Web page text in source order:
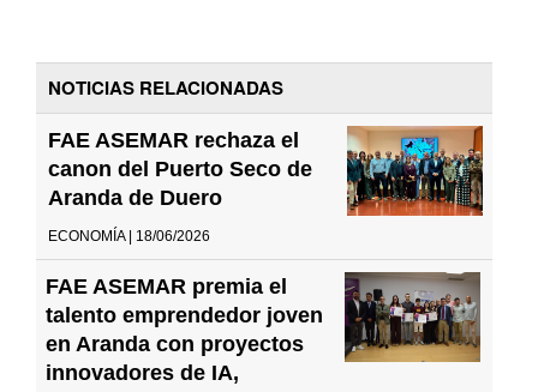
NOTICIAS RELACIONADAS
FAE ASEMAR rechaza el
canon del Puerto Seco de
Aranda de Duero
ECONOMÍA | 18/06/2026
FAE ASEMAR premia el
talento emprendedor joven
en Aranda con proyectos
innovadores de IA,